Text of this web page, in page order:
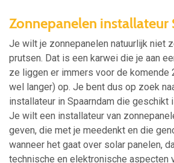
Zonnepanelen installateur
Je wilt je zonnepanelen natuurlijk niet
prutsen. Dat is een karwei die je aan
ze liggen er immers voor de komende
wel langer) op. Je bent dus op zoek
installateur in Spaarndam die geschikt
Je wilt een installateur van
geven, die met je meedenkt en die
wanneer het gaat over solar panelen,
technische en elektronische aspecten